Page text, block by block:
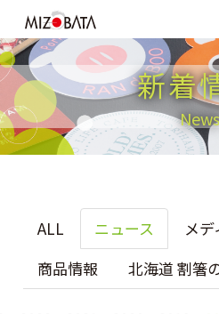
新着
News
ALL ニュース
メ
商品情報
北海道 割箸